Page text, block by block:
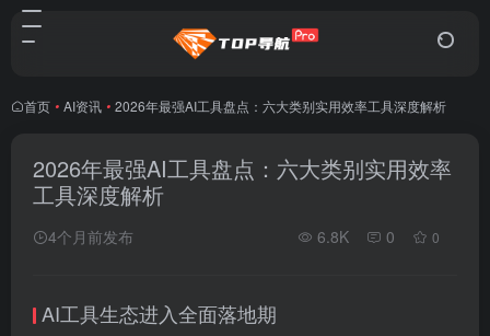
首页 • AI资讯 • 2026年最强AI工具盘点：六大类别实用效率工具深度解析
2026年最强AI工具盘点：六大类别实用效率
工具深度解析
4个月前发布 6.8K 0 0
AI工具生态进入全面落地期